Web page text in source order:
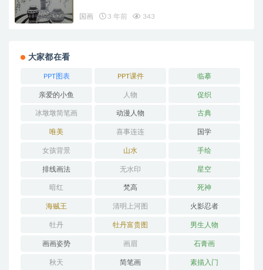
国画 3 年前 343
大家都在看
PPT图表 PPT课件 临摹
亲爱的小鱼 人物 促织
冰墩墩简笔画 动漫人物 古典
唯美 喜事连连 国学
女孩背景 山水 手绘
排线画法 无水印 星空
暗红 梵高 死神
海贼王 清明上河图 火影忍者
牡丹 牡丹富贵图 男生人物
画画姿势 画眉 石膏画
秋天 简笔画 素描入门